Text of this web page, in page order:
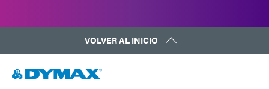
VOLVER AL INICIO